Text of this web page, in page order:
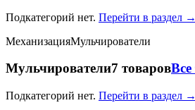
Подкатегорий нет. Перейти в раздел →
МеханизацияМульчирователи
Мульчирователи7 товаров
Подкатегорий нет. Перейти в раздел →